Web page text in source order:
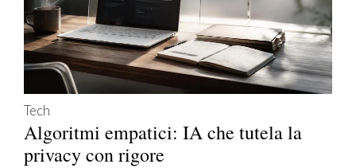
Tech
Algoritmi empatici: IA che tutela la
privacy con rigore